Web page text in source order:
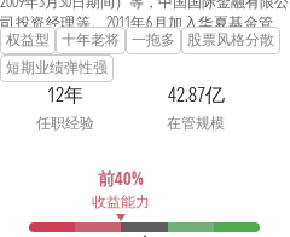
司投资经理等。2011年6月加入华夏基金管理
有限公司。历任机构投资部投资经理、华夏
成长证券投资基金基金经理（2015年9月1日至
2017年3月28日期间)、华夏军工安全灵活配置
混合型证券投资基金基金经理（2016年3月22日
至2017年3月28日期间)、华夏经典配置混合型
年1月17日期间)、华夏养老目标日期2050五年
持有期混合型发起式基金中基金（FOF）基金
经理（2019年3月26日至2022年3月14日期间)、
华夏养老目标日期2035三年持有期混合型发起
权益型 十年老将 一拖多
股票风格分散
短期业绩弹性强
12年
任职经验
42.87亿
在管规模
前40%
收益能力